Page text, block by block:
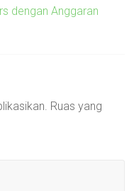
dengan Anggaran
Ruas yang